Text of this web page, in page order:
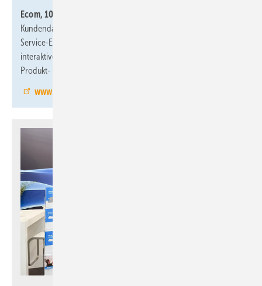
Ecom, 10.2-A49:
Kundendaten, Geräteinformationen wie Geräte-Tracking und
Service-Erinnerungen auf einer Informationsplattform. Eine
interaktive Messewand bietet die Möglichkeit, intelligente
Produkt- und Service-Features von Ecom live zu erleben.
www.ecom.de/ish